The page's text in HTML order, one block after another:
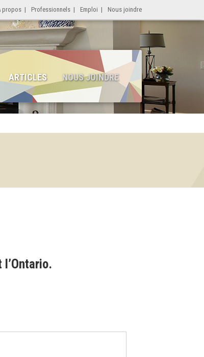
propos | Professionnels | Emploi | Nous joindre
ARTICLES NOUS JOINDRE